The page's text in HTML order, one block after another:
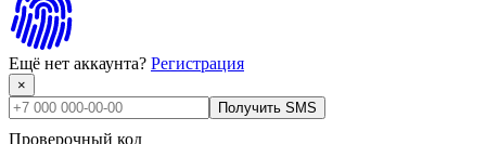
Ещё нет аккаунта? Регистрация
×
Получить SMS
Проверочный код